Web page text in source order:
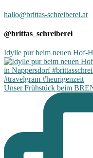
hallo@brittas-schreiberei.at
@brittas_schreiberei
Idylle pur beim neuen Hof-
Unser Frühstück beim